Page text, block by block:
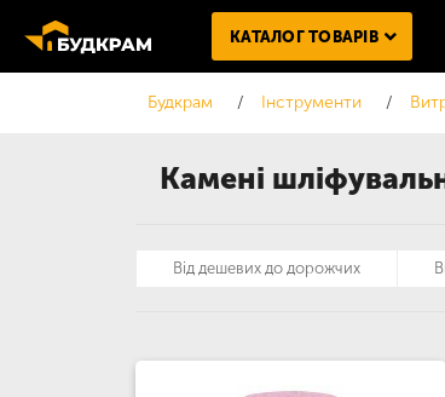
Камені
КАТАЛОГ ТОВАРІВ
Будкрам Інструменти
Від дешевих до дорожчих